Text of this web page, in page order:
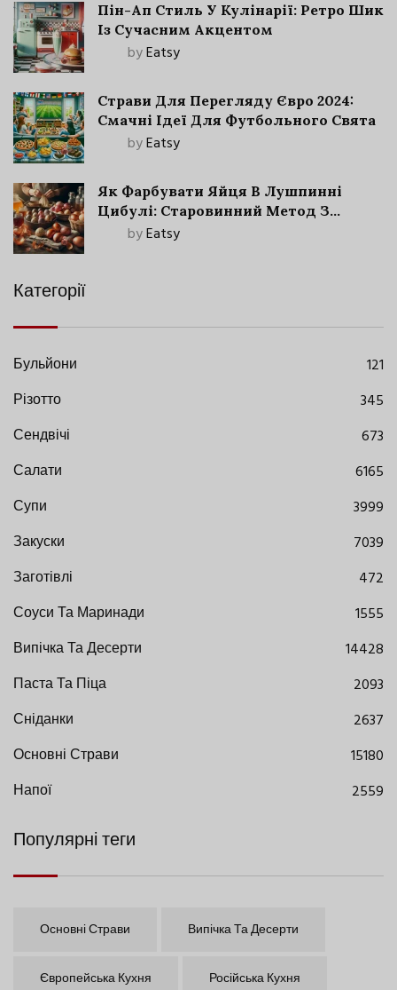
Пін-Ап Стиль У Кулінарії: Ретро Шик
Із Сучасним Акцентом
byEatsy
Страви Для Перегляду Євро 2024:
Смачні Ідеї Для Футбольного Свята
byEatsy
Як Фарбувати Яйця В Лушпинні
Цибулі: Старовинний Метод З
Сучасними Нюансами
byEatsy
Категорії
Бульйони
121
Різотто
345
Сендвічі
673
Салати
6165
Супи
3999
Закуски
7039
Заготівлі
472
Соуси Та Маринади
1555
Випічка Та Десерти
14428
Паста Та Піца
2093
Сніданки
2637
Основні Страви
15180
Напої
2559
Популярні теги
Основні Страви Випічка Та Десерти
Європейська Кухня Російська Кухня